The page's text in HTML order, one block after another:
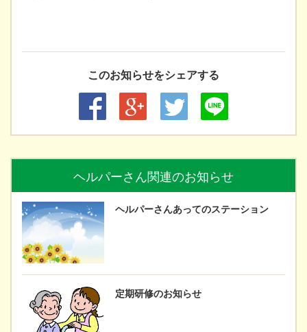
このお知らせをシェアする
ヘルパーさん関連のお知らせ
ヘルパーさんあってのステーション
定期研修のお知らせ